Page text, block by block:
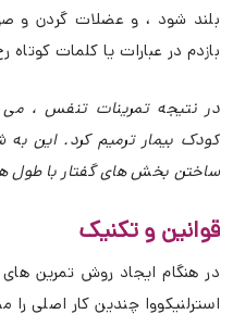
بلند شود ، و عضلات گردن و
بازدم در عبارات یا کلمات
در نتیجه تمرینات تنفس ،
کودک بیمار ترمیم کرد. این
ساختن بخش های گفتار با طول
قوانین و تکنیک
در هنگام ایجاد روش تمرین های
استرلنیکووا چندین کار اصلی